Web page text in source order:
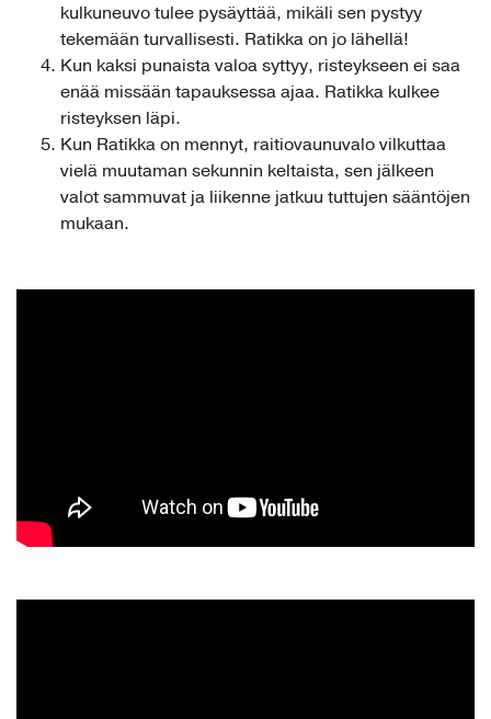
kulkuneuvo tulee pysäyttää, mikäli sen pystyy
tekemään turvallisesti. Ratikka on jo lähellä!
Kun kaksi punaista valoa syttyy, risteykseen ei saa
enää missään tapauksessa ajaa. Ratikka kulkee
risteyksen läpi.
Kun Ratikka on mennyt, raitiovaunuvalo vilkuttaa
vielä muutaman sekunnin keltaista, sen jälkeen
valot sammuvat ja liikenne jatkuu tuttujen sääntöjen
mukaan.